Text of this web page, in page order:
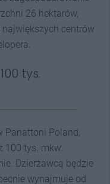
26 hektarów,
centrów
tys.
Panattoni Poland,
100 tys. mkw.
Dzierżawcą będzie
wynajmuje od